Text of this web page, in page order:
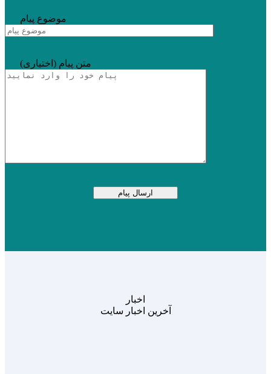
موضوع پیام
متن پیام (اختیاری)
اخبار
آخرین اخبار سایت